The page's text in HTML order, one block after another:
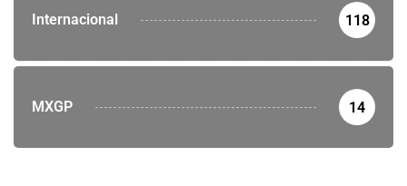
Internacional 118
MXGP 14